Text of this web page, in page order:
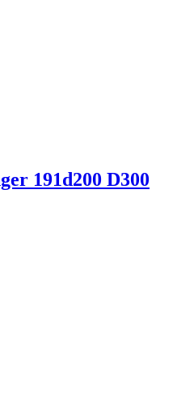
191d200 D300